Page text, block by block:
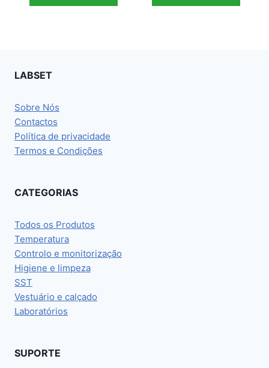
LABSET
Sobre Nós
Contactos
Política de privacidade
Termos e Condições
CATEGORIAS
Todos os Produtos
Temperatura
Controlo e monitorização
Higiene e limpeza
SST
Vestuário e calçado
Laboratórios
SUPORTE